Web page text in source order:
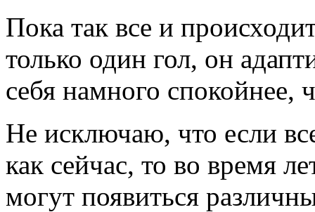
Пока так все и
только один гол, он
себя намного спокойнее,
Не исключаю, что если
как сейчас, то во время
могут появиться